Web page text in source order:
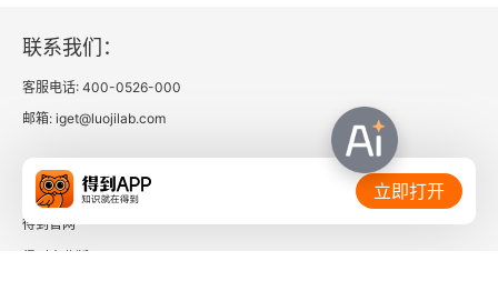
联系我们：
客服电话: 400-0526-000
邮箱: iget@luojilab.com
相关链接：
得到官网
立即打开